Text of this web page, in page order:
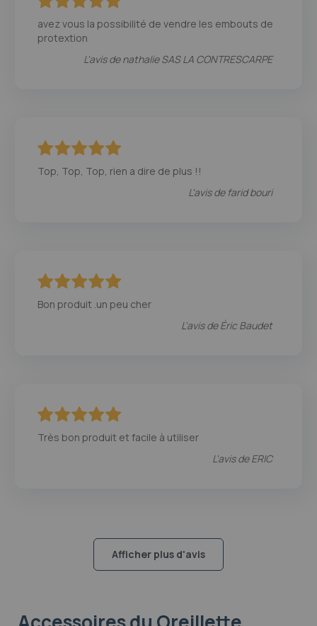
avez vous la possibilité de vendre les embouts de
protextion
L'avis denathalie SAS LA CONTRESCARPE
Top, Top, Top, rien a dire de plus !!
L'avis de farid bouri
Bon produit .un peu cher
L'avis deÉric Baudet
Très bon produit et facile à utiliser
L'avis deERIC
Afficher plus d'avis